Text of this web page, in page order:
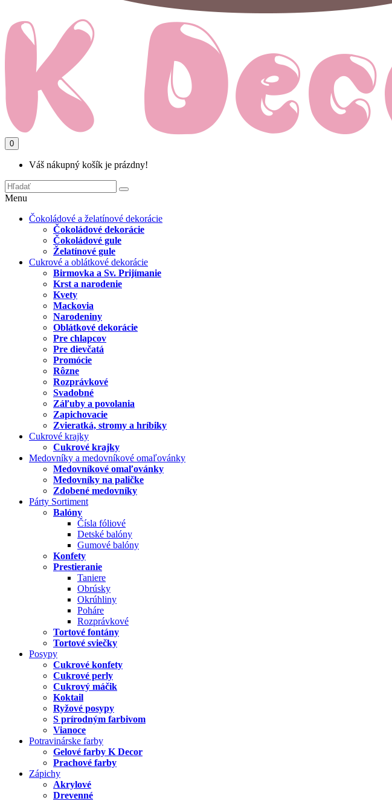
0
Váš nákupný košík je prázdny!
Menu
Čokoládové a želatínové dekorácie
Čokoládové dekorácie
Čokoládové gule
Želatínové gule
Cukrové a oblátkové dekorácie
Birmovka a Sv. Prijímanie
Krst a narodenie
Kvety
Mackovia
Narodeniny
Oblátkové dekorácie
Pre chlapcov
Pre dievčatá
Promócie
Rôzne
Rozprávkové
Svadobné
Záľuby a povolania
Zapichovacie
Zvieratká, stromy a hríbiky
Cukrové krajky
Cukrové krajky
Medovníky a medovníkové omaľovánky
Medovníkové omaľovánky
Medovníky na paličke
Zdobené medovníky
Párty Sortiment
Balóny
Čísla fóliové
Detské balóny
Gumové balóny
Konfety
Prestieranie
Taniere
Obrúsky
Okrúhliny
Poháre
Rozprávkové
Tortové fontány
Tortové sviečky
Posypy
Cukrové konfety
Cukrové perly
Cukrový máčik
Koktail
Ryžové posypy
S prírodným farbivom
Vianoce
Potravinárske farby
Gelové farby K Decor
Prachové farby
Zápichy
Akrylové
Drevenné